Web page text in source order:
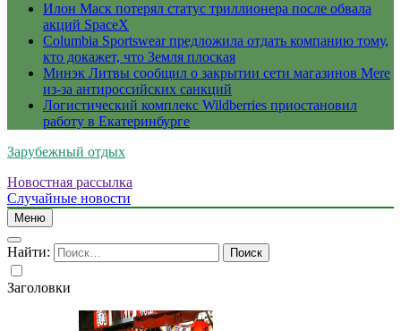
Илон Маск потерял статус триллионера после обвала
акций SpaceX
Columbia Sportswear предложила отдать компанию тому,
кто докажет, что Земля плоская
Минэк Литвы сообщил о закрытии сети магазинов Mere
из-за антироссийских санкций
Логистический комплекс Wildberries приостановил
работу в Екатеринбурге
Зарубежный отдых
Новостная рассылка
Случайные новости
Меню
Найти:
Заголовки